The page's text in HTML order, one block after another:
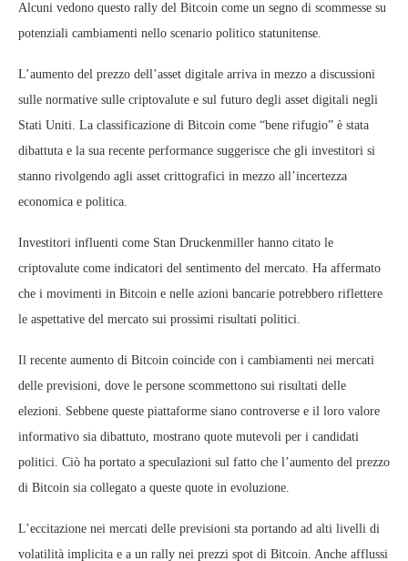
Alcuni vedono questo rally del Bitcoin come un segno di scommesse su
potenziali cambiamenti nello scenario politico statunitense.
L’aumento del prezzo dell’asset digitale arriva in mezzo a discussioni
sulle normative sulle criptovalute e sul futuro degli asset digitali negli
Stati Uniti. La classificazione di Bitcoin come “bene rifugio” è stata
dibattuta e la sua recente performance suggerisce che gli investitori si
stanno rivolgendo agli asset crittografici in mezzo all’incertezza
economica e politica.
Investitori influenti come Stan Druckenmiller hanno citato le
criptovalute come indicatori del sentimento del mercato. Ha affermato
che i movimenti in Bitcoin e nelle azioni bancarie potrebbero riflettere
le aspettative del mercato sui prossimi risultati politici.
Il recente aumento di Bitcoin coincide con i cambiamenti nei mercati
delle previsioni, dove le persone scommettono sui risultati delle
elezioni. Sebbene queste piattaforme siano controverse e il loro valore
informativo sia dibattuto, mostrano quote mutevoli per i candidati
politici. Ciò ha portato a speculazioni sul fatto che l’aumento del prezzo
di Bitcoin sia collegato a queste quote in evoluzione.
L’eccitazione nei mercati delle previsioni sta portando ad alti livelli di
volatilità implicita e a un rally nei prezzi spot di Bitcoin. Anche afflussi